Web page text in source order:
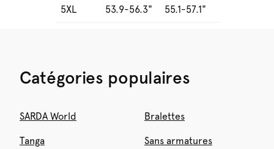
5XL 53.9-56.3" 55.1-57.1"
Catégories populaires
SARDA World Bralettes
Tanga Sans armatures